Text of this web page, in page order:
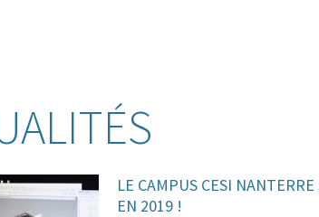
LE CAMPUS CESI NANTERRE
EN 2019 !